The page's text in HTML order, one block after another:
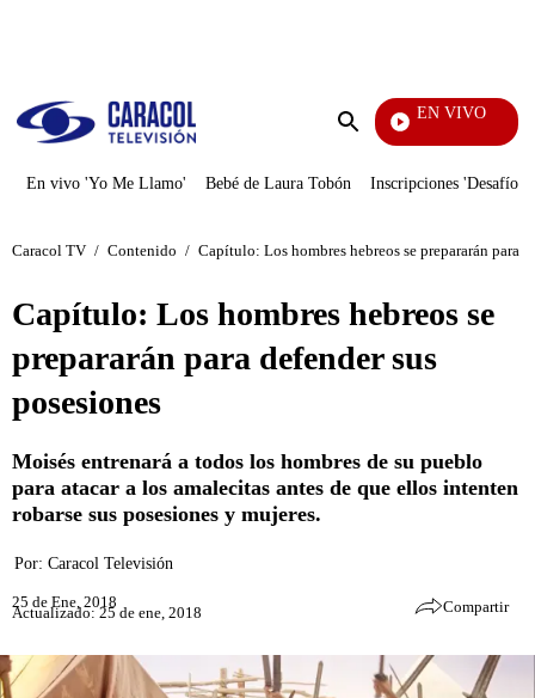
Enviar
EN VIVO
Día A Día
En vivo 'Yo Me Llamo' Bebé de Laura Tobón Inscripciones 'Desafío'
Caracol TV / Contenido / Capítulo: Los hombres hebreos se prepararán para
Capítulo: Los hombres hebreos se
prepararán para defender sus
posesiones
Moisés entrenará a todos los hombres de su pueblo
para atacar a los amalecitas antes de que ellos intenten
robarse sus posesiones y mujeres.
Por: Caracol Televisión
25 de Ene, 2018
Actualizado: 25 de ene, 2018 Compartir